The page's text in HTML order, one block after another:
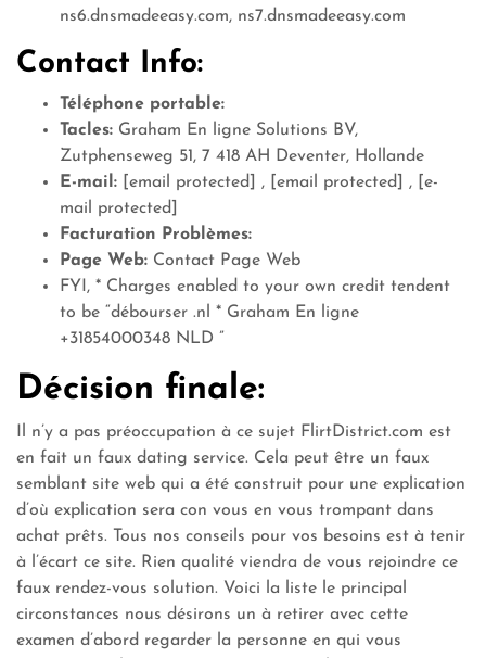
ns6.dnsmadeeasy.com, ns7.dnsmadeeasy.com
Contact Info:
Téléphone portable:
Tacles: Graham En ligne Solutions BV,
Zutphenseweg 51, 7 418 AH Deventer, Hollande
E-mail:
[email protected] , [email protected] ,
[e-
mail protected]
Facturation Problèmes:
Page Web: Contact Page Web
FYI, * Charges enabled to your own credit tendent
to be “débourser .nl * Graham En ligne
+31854000348 NLD ”
Décision finale:
Il n’y a pas préoccupation à ce sujet FlirtDistrict.com est
en fait un faux dating service. Cela peut être un faux
semblant site web qui a été construit pour une explication
d’où explication sera con vous en vous trompant dans
achat prêts. Tous nos conseils pour vos besoins est à tenir
à l’écart ce site. Rien qualité viendra de vous rejoindre ce
faux rendez-vous solution. Voici la liste le principal
circonstances nous désirons un à retirer avec cette
examen d’abord regarder la personne en qui vous